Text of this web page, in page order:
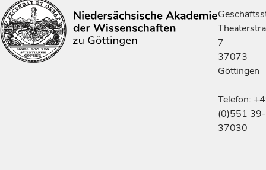
7
37073
Göttingen
Telefon:
(0)551 39-
37030